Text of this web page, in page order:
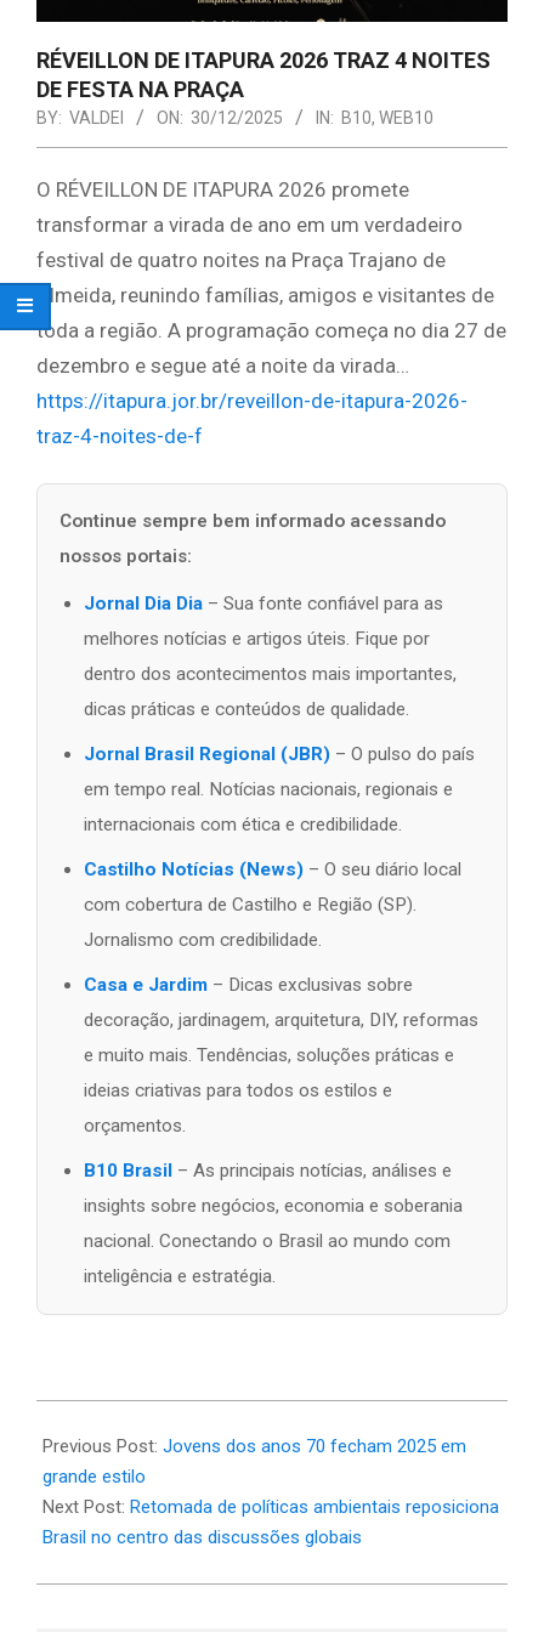
RÉVEILLON DE ITAPURA 2026 TRAZ 4 NOITES
DE FESTA NA PRAÇA
BY: VALDEI ON: 30/12/2025 IN: B10, WEB10
O RÉVEILLON DE ITAPURA 2026 promete
transformar a virada de ano em um verdadeiro
festival de quatro noites na Praça Trajano de
Almeida, reunindo famílias, amigos e visitantes de
toda a região. A programação começa no dia 27 de
dezembro e segue até a noite da virada…
https://itapura.jor.br/reveillon-de-itapura-2026-
traz-4-noites-de-f
Continue sempre bem informado acessando
nossos portais:
Jornal Dia Dia – Sua fonte confiável para as
melhores notícias e artigos úteis. Fique por
dentro dos acontecimentos mais importantes,
dicas práticas e conteúdos de qualidade.
Jornal Brasil Regional (JBR) – O pulso do país
em tempo real. Notícias nacionais, regionais e
internacionais com ética e credibilidade.
Castilho Notícias (News) – O seu diário local
com cobertura de Castilho e Região (SP).
Jornalismo com credibilidade.
Casa e Jardim – Dicas exclusivas sobre
decoração, jardinagem, arquitetura, DIY, reformas
e muito mais. Tendências, soluções práticas e
ideias criativas para todos os estilos e
orçamentos.
B10 Brasil – As principais notícias, análises e
insights sobre negócios, economia e soberania
nacional. Conectando o Brasil ao mundo com
inteligência e estratégia.
12-
30
Previous Post: Jovens dos anos 70 fecham 2025 em
grande estilo
Next Post: Retomada de políticas ambientais reposiciona
Brasil no centro das discussões globais